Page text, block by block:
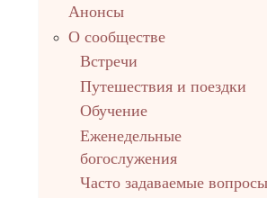
Анонсы
О сообществе
Встречи
Путешествия и поездки
Обучение
Еженедельные
богослужения
Часто задаваемые вопросы